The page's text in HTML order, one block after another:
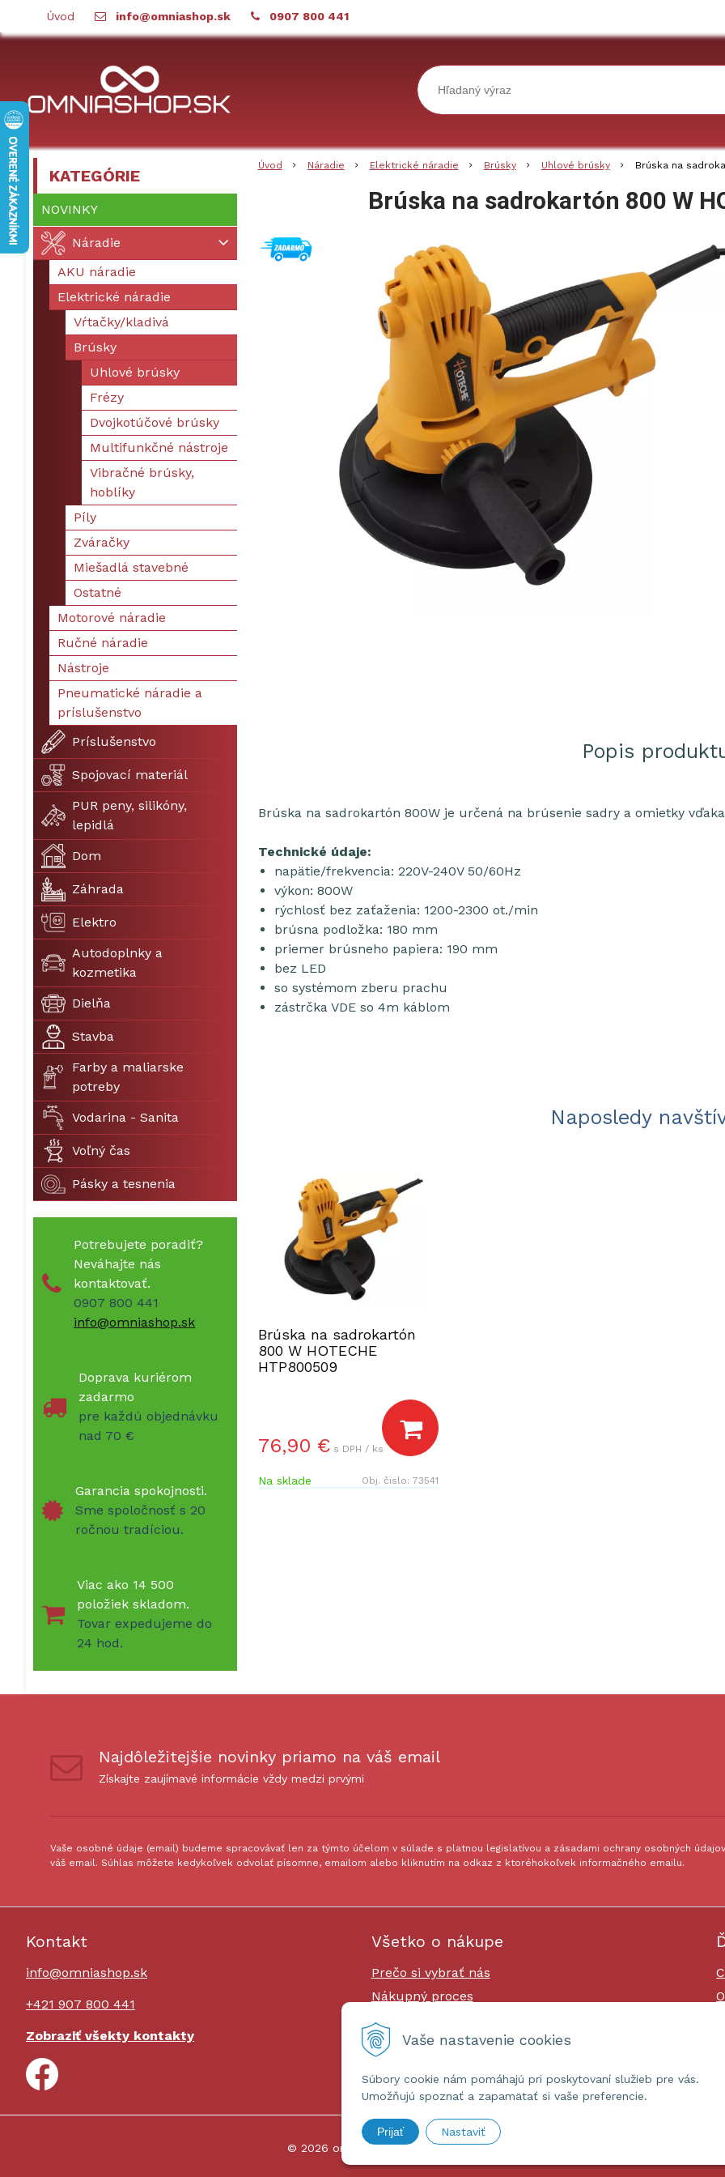
Vaše nastavenie cookies
Súbory cookie nám pomáhajú pri poskytovaní služieb pre vás.
Umožňujú spoznať a zapamätať si vaše preferencie.
Prijať Nastaviť
Úvod info@omniashop.sk 0907 800 441
Úvod Náradie Elektrické náradie Brúsky Uhlové brúsky Brúska na
Brúska na sadrokartón 800 W
Popis
Brúska na sadrokartón 800W je určená na brúsenie sadry a omietky
Technické údaje:
napätie/frekvencia: 220V-240V 50/60Hz
výkon: 800W
rýchlosť bez zaťaženia: 1200-2300 ot./min
brúsna podložka: 180 mm
priemer brúsneho papiera: 190 mm
bez LED
so systémom zberu prachu
zástrčka VDE so 4m káblom
Naposledy
Brúska na sadrokartón
800 W HOTECHE
HTP800509
76,90 € s DPH / ks
Na sklade Obj. čislo:73541
KATEGÓRIE
NOVINKY
Náradie
AKU náradie
Elektrické náradie
Vŕtačky/kladivá
Brúsky
Uhlové brúsky
Frézy
Dvojkotúčové brúsky
Multifunkčné nástroje
Vibračné brúsky,
hoblíky
Píly
Zváračky
Miešadlá stavebné
Ostatné
Motorové náradie
Ručné náradie
Nástroje
Pneumatické náradie a
príslušenstvo
Príslušenstvo
Spojovací materiál
PUR peny, silikóny,
lepidlá
Dom
Záhrada
Elektro
Autodoplnky a
kozmetika
Dielňa
Stavba
Farby a maliarske
potreby
Vodarina - Sanita
Voľný čas
Pásky a tesnenia
Potrebujete poradiť?
Neváhajte nás
kontaktovať.
0907 800 441
info@omniashop.sk
Doprava kuriérom
zadarmo
pre každú objednávku
nad 70 €
Garancia spokojnosti.
Sme spoločnosť s 20
ročnou tradíciou.
Viac ako 14 500
položiek skladom.
Tovar expedujeme do
24 hod.
Najdôležitejšie novinky priamo na váš email
Získajte zaujímavé informácie vždy medzi prvými
Vaše osobné údaje (email) budeme spracovávať len za týmto účelom v súlade s platnou legislatívou a zásadami ochrany osobných
váš email. Súhlas môžete kedykoľvek odvolať písomne, emailom alebo kliknutím na odkaz z ktoréhokoľvek informačného emailu.
Kontakt
info@omniashop.sk
+421 907 800 441
Zobraziť všekty kontakty
Všetko o nákupe
Prečo si vybrať nás
Nákupný proces
Platby a doprava
Reklamačný poriadok
© 2026 omniashop.sk • tvorba eshopu cez UNIobchod